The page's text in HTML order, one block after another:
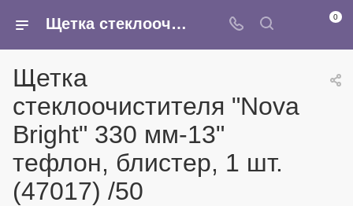
Щетка стеклоочистителя "Nova Bright" 330 мм-13" тефлон, блистер, 1 шт. (47017) /50 - купить в интернет-магазине Армина 0
Щетка
стеклоочистителя "Nova
Bright" 330 мм-13"
тефлон, блистер, 1 шт.
(47017) /50